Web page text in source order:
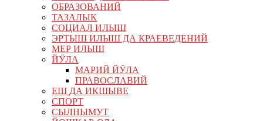
ОБРАЗОВАНИЙ
ТАЗАЛЫК
СОЦИАЛ ИЛЫШ
ЭРТЫШ ИЛЫШ ДА КРАЕВЕДЕНИЙ
МЕР ИЛЫШ
ЙӰЛА
МАРИЙ ЙӰЛА
ПРАВОСЛАВИЙ
ЕШ ДА ИКШЫВЕ
СПОРТ
СЫЛНЫМУТ